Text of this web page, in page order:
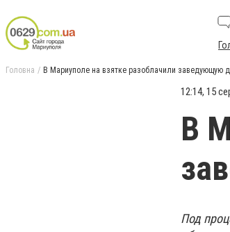
Головна В Мариуполе на взятке разоблачили заведующую
12:14, 15
В
Под